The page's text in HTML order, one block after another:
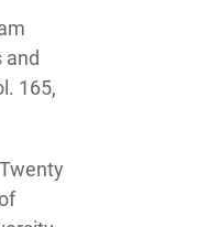
and
165,